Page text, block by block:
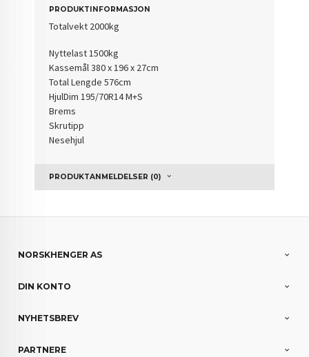
PRODUKTINFORMASJON
Totalvekt 2000kg
Nyttelast 1500kg
Kassemål 380 x 196 x 27cm
Total Lengde 576cm
HjulDim 195/70R14 M+S
Brems
Skrutipp
Nesehjul
PRODUKTANMELDELSER (0)
NORSKHENGER AS
DIN KONTO
NYHETSBREV
PARTNERE